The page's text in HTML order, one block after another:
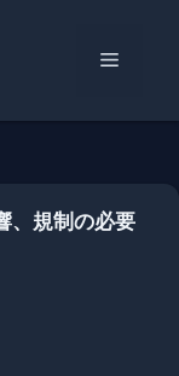
メ
、規制の必要